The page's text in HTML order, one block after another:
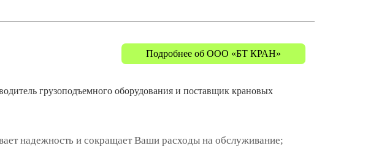
Подробнее об ООО «БТ КРАН»
грузоподъемного оборудования и поставщик крановых
надежность и сокращает Ваши расходы на обслуживание;